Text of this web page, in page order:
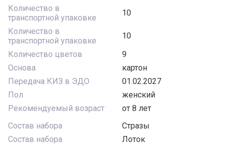
Количество в
транспортной упаковке
10
Количество в
транспортной упаковке
10
Количество цветов
9
Основа
картон
Передача КИЗ в ЭДО
01.02.2027
Пол
женский
Рекомендуемый возраст
от 8 лет
Состав набора
Стразы
Состав набора
Лоток